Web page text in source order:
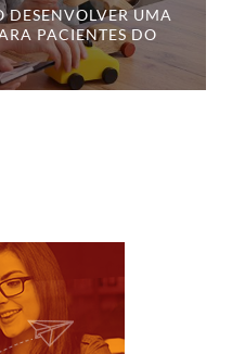
UMA
PACIENTES DO